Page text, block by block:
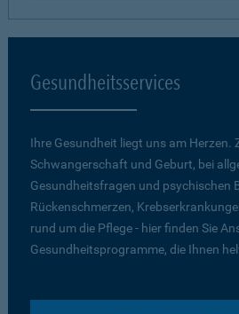
Gesundheitsservices
Ihre Gesundheit liegt uns am Herzen.
Schwangerschaft und Geburt, bei
Gesundheitsfragen und psychischen
Rückenschmerzen,
rund um die Pflege - hier finden Sie
Gesundheitsprogramme, die Ihnen